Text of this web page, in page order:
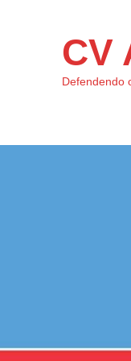
CV
Defendendo